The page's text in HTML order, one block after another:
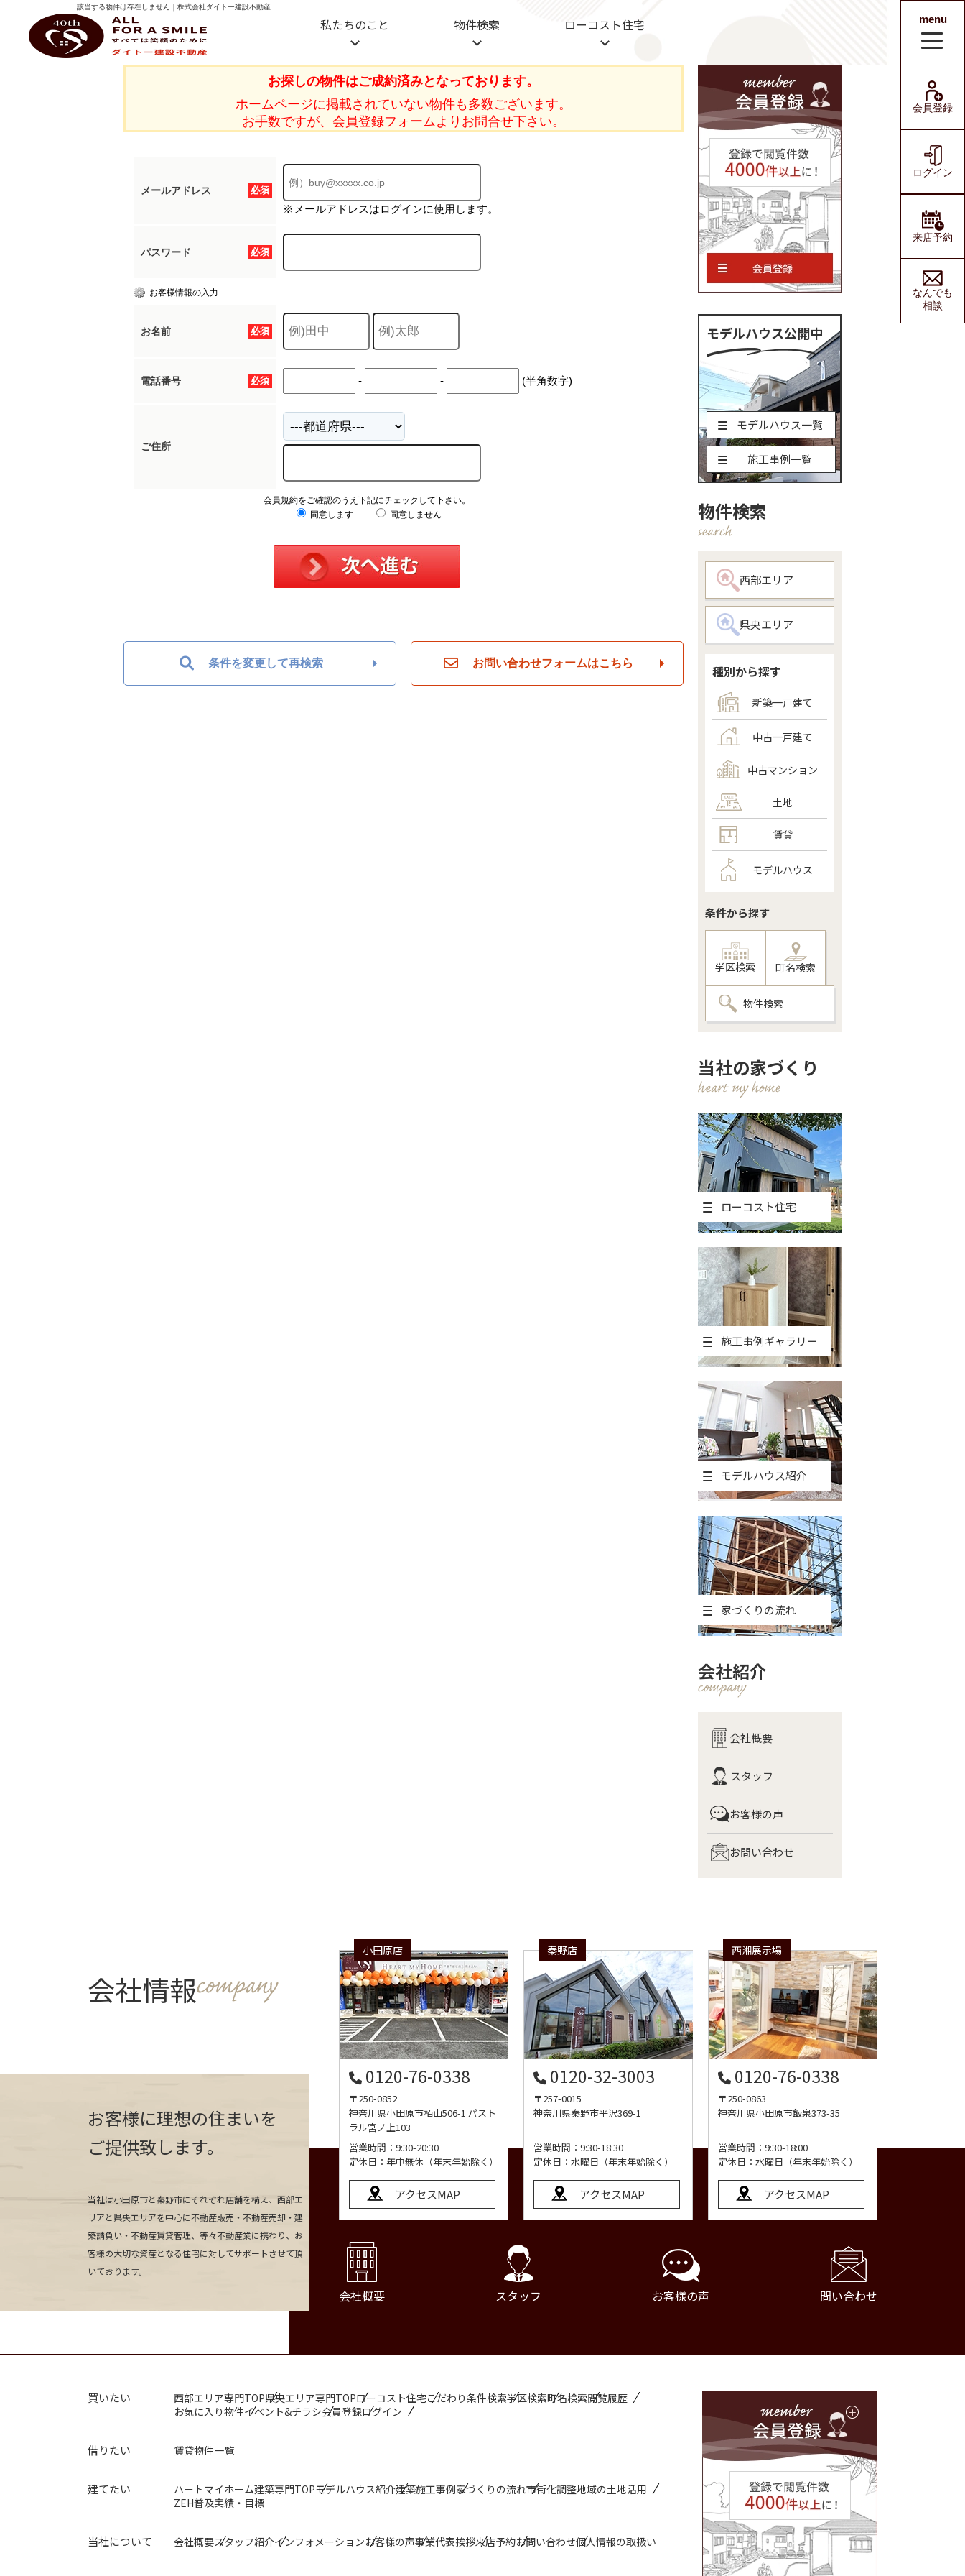
該当する物件は存在しません｜株式会社ダイトー建設不動産
私たちのこと 物件検索 ローコスト住宅
ダイトー建設不動産
menu
会員登録
ログイン
来店予約
なんでも
相談
お探しの物件はご成約済みとなっております。
ホームページに掲載されていない物件も多数ございます。
お手数ですが、会員登録フォームよりお問合せ下さい。
必須
メールアドレス
※メールアドレスはログインに使用します。
必須
パスワード
お客様情報の入力
必須
お名前
必須
電話番号 - - (半角数字)
ご住所
会員規約をご確認のうえ下記にチェックして下さい。
同意します
同意しません
条件を変更して再検索 お問い合わせフォームはこちら
モデルハウス公開中
モデルハウス一覧
施工事例一覧
物件検索
西部エリア
県央エリア
種別から探す
新築一戸建て
中古一戸建て
中古マンション
土地
賃貸
モデルハウス
条件から探す
学区検索 町名検索
物件検索
当社の家づくり
ローコスト住宅
施工事例ギャラリー
モデルハウス紹介
家づくりの流れ
会社紹介
会社概要
スタッフ
お客様の声
お問い合わせ
会社情報
お客様に理想の住まいを
ご提供致します。
当社は小田原市と秦野市にそれぞれ店舗を構え、西部エ
リアと県央エリアを中心に不動産販売・不動産売却・建
築請負い・不動産賃貸管理、等々不動産業に携わり、お
客様の大切な資産となる住宅に対してサポートさせて頂
いております。
小田原店
0120-76-0338
〒250-0852
神奈川県小田原市栢山506-1 パスト
ラル宮ノ上103
営業時間：9:30-20:30
定休日：年中無休（年末年始除く）
アクセスMAP
秦野店
0120-32-3003
〒257-0015
神奈川県秦野市平沢369-1
営業時間：9:30-18:30
定休日：水曜日（年末年始除く）
アクセスMAP
西湘展示場
0120-76-0338
〒250-0863
神奈川県小田原市飯泉373-35
営業時間：9:30-18:00
定休日：水曜日（年末年始除く）
アクセスMAP
会社概要 スタッフ お客様の声 問い合わせ
買いたい 西部エリア専門TOP県央エリア専門TOPローコスト住宅こだわり条件検索学区検索町名検索閲覧履歴
お気に入り物件イベント&チラシ会員登録ログイン
借りたい 賃貸物件一覧
建てたい ハートマイホーム建築専門TOPモデルハウス紹介建築施工事例家づくりの流れ市街化調整地域の土地活用
ZEH普及実績・目標
当社について 会社概要スタッフ紹介インフォメーションお客様の声事業代表挨拶来店予約お問い合わせ個人情報の取扱い